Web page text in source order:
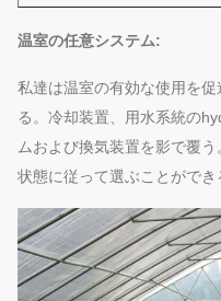
温室の任意システム:
私達は温室の有効な使用を
る。冷却装置、用水系統の
ムおよび換気装置を影で覆
状態に従って選ぶことができ